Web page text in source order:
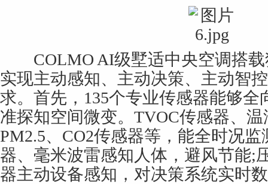
COLMO AI级墅适中央空调搭载
实现主动感知、主动决策、主动智
求。首先，135个专业传感器能够全
准探知空间微变。TVOC传感器、
PM2.5、CO2传感器等，能全时况
器、毫米波雷感知人体，避风节能;
器主动设备感知，对决策系统实时